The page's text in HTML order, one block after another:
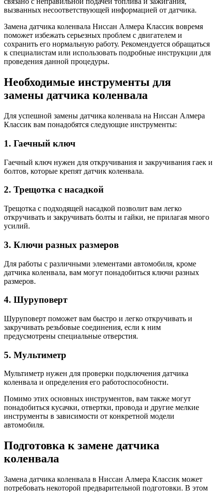
вызванных несоответствующей информацией от датчика.
Замена датчика коленвала Ниссан Алмера Классик вовремя
поможет избежать серьезных проблем с двигателем и
сохранить его нормальную работу. Рекомендуется обращаться
к специалистам или использовать подробные инструкции для
проведения данной процедуры.
Необходимые инструменты для
замены датчика коленвала
Для успешной замены датчика коленвала на Ниссан Алмера
Классик вам понадобятся следующие инструменты:
1. Гаечный ключ
Гаечный ключ нужен для откручивания и закручивания гаек и
болтов, которые крепят датчик коленвала.
2. Трещотка с насадкой
Трещотка с подходящей насадкой позволит вам легко
откручивать и закручивать болты и гайки, не прилагая много
усилий.
3. Ключи разных размеров
Для работы с различными элементами автомобиля, кроме
датчика коленвала, вам могут понадобиться ключи разных
размеров.
4. Шуруповерт
Шуруповерт поможет вам быстро и легко откручивать и
закручивать резьбовые соединения, если к ним
предусмотрены специальные отверстия.
5. Мультиметр
Мультиметр нужен для проверки подключения датчика
коленвала и определения его работоспособности.
Помимо этих основных инструментов, вам также могут
понадобиться кусачки, отвертки, провода и другие мелкие
инструменты в зависимости от конкретной модели
автомобиля.
Подготовка к замене датчика
коленвала
Замена датчика коленвала в Ниссан Алмера Классик может
потребовать некоторой предварительной подготовки. В этом